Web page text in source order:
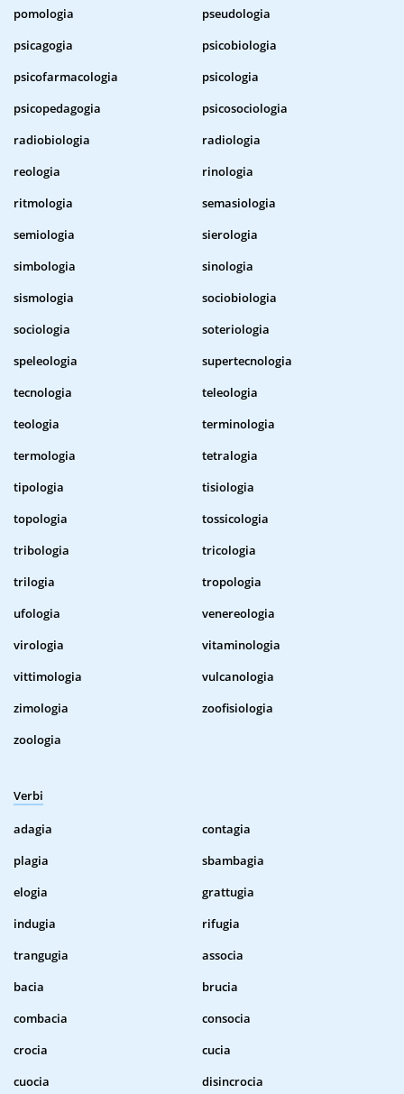
pomologia
pseudologia
psicagogia
psicobiologia
psicofarmacologia
psicologia
psicopedagogia
psicosociologia
radiobiologia
radiologia
reologia
rinologia
ritmologia
semasiologia
semiologia
sierologia
simbologia
sinologia
sismologia
sociobiologia
sociologia
soteriologia
speleologia
supertecnologia
tecnologia
teleologia
teologia
terminologia
termologia
tetralogia
tipologia
tisiologia
topologia
tossicologia
tribologia
tricologia
trilogia
tropologia
ufologia
venereologia
virologia
vitaminologia
vittimologia
vulcanologia
zimologia
zoofisiologia
zoologia
Verbi
adagia
contagia
plagia
sbambagia
elogia
grattugia
indugia
rifugia
trangugia
associa
bacia
brucia
combacia
consocia
crocia
cucia
cuocia
disincrocia